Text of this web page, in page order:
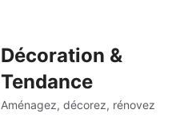
Décoration &
Tendance
Aménagez, décorez, rénovez